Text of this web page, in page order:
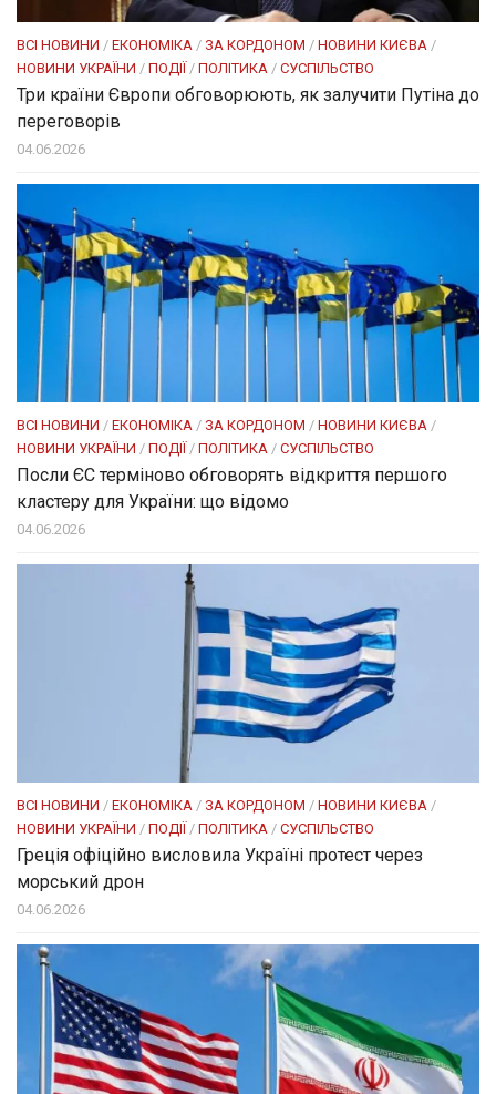
ВСІ НОВИНИ / ЕКОНОМІКА / ЗА КОРДОНОМ / НОВИНИ КИЄВА /
НОВИНИ УКРАЇНИ / ПОДІЇ / ПОЛІТИКА / СУСПІЛЬСТВО
Три країни Європи обговорюють, як залучити Путіна до
переговорів
04.06.2026
ВСІ НОВИНИ / ЕКОНОМІКА / ЗА КОРДОНОМ / НОВИНИ КИЄВА /
НОВИНИ УКРАЇНИ / ПОДІЇ / ПОЛІТИКА / СУСПІЛЬСТВО
Посли ЄC терміново обговорять відкриття першого
кластеру для України: що відомо
04.06.2026
ВСІ НОВИНИ / ЕКОНОМІКА / ЗА КОРДОНОМ / НОВИНИ КИЄВА /
НОВИНИ УКРАЇНИ / ПОДІЇ / ПОЛІТИКА / СУСПІЛЬСТВО
Греція офіційно висловила Україні протест через
морський дрон
04.06.2026